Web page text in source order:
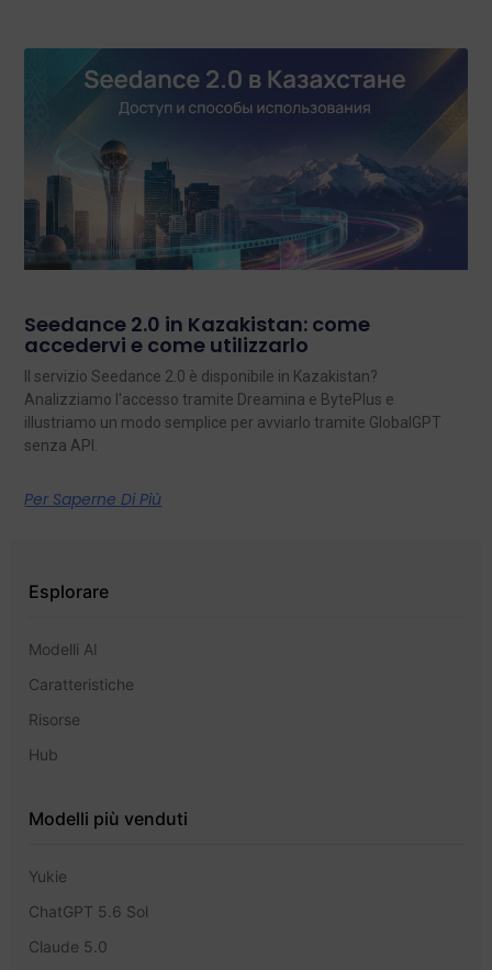
Seedance 2.0 in Kazakistan: come
accedervi e come utilizzarlo
Il servizio Seedance 2.0 è disponibile in Kazakistan?
Analizziamo l'accesso tramite Dreamina e BytePlus e
illustriamo un modo semplice per avviarlo tramite GlobalGPT
senza API.
Per Saperne Di Più
Esplorare
Modelli AI
Caratteristiche
Risorse
Hub
Modelli più venduti
Yukie
ChatGPT 5.6 Sol
Claude 5.0